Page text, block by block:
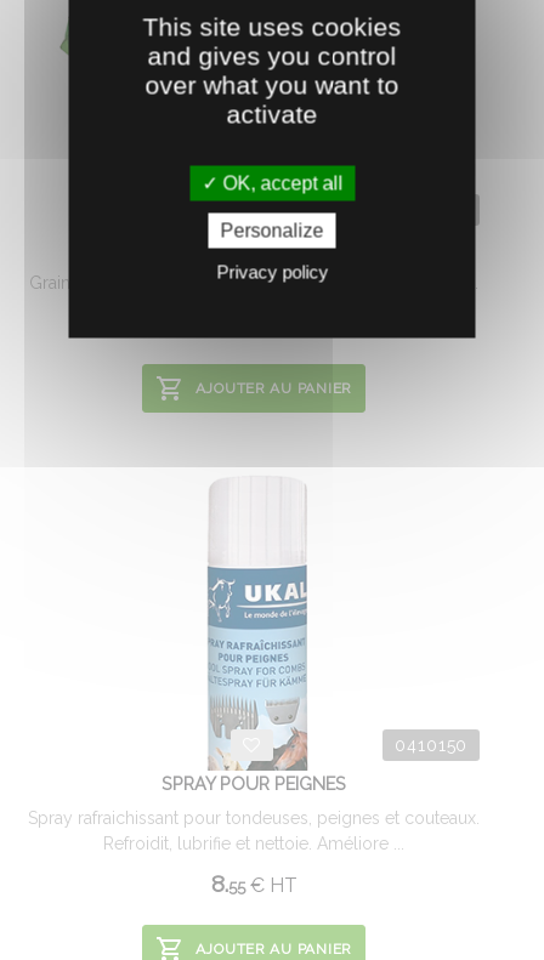
PÂTE Á AFFÛTER N°1
Grain fin. Idéale pour l'entretien ou la finition des peignes.
AJOUTER AU PANIER
0410150
SPRAY POUR PEIGNES
Spray rafraichissant pour tondeuses, peignes et couteaux.
Refroidit, lubrifie et nettoie. Améliore ...
8.55 €HT
AJOUTER AU PANIER
This site uses cookies
and gives you control
over what you want to
activate
OK, accept all
Personalize
Privacy policy